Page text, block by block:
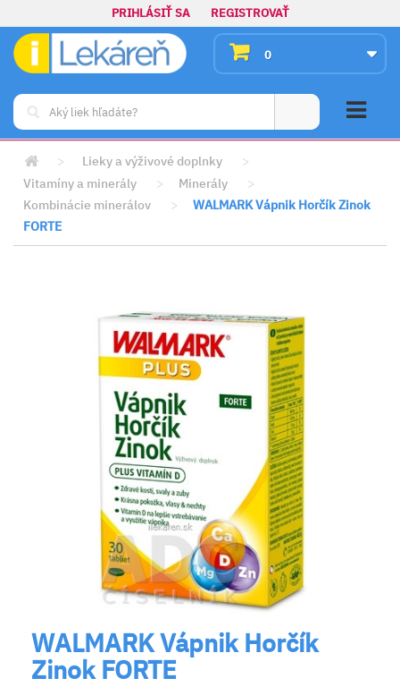
PRIHLÁSIŤ SA REGISTROVAŤ
0
> Lieky a výživové doplnky
>
Vitamíny a minerály
> Minerály
>
Kombinácie minerálov
>
WALMARK Vápnik Horčík Zinok
FORTE
WALMARK Vápnik Horčík
Zinok FORTE